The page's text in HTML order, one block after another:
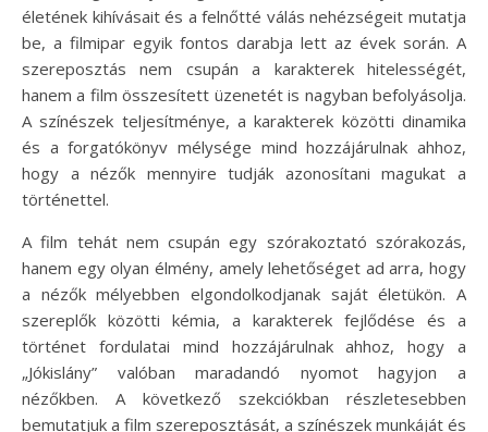
életének kihívásait és a felnőtté válás nehézségeit mutatja
be, a filmipar egyik fontos darabja lett az évek során. A
szereposztás nem csupán a karakterek hitelességét,
hanem a film összesített üzenetét is nagyban befolyásolja.
A színészek teljesítménye, a karakterek közötti dinamika
és a forgatókönyv mélysége mind hozzájárulnak ahhoz,
hogy a nézők mennyire tudják azonosítani magukat a
történettel.
A film tehát nem csupán egy szórakoztató szórakozás,
hanem egy olyan élmény, amely lehetőséget ad arra, hogy
a nézők mélyebben elgondolkodjanak saját életükön. A
szereplők közötti kémia, a karakterek fejlődése és a
történet fordulatai mind hozzájárulnak ahhoz, hogy a
„Jókislány” valóban maradandó nyomot hagyjon a
nézőkben. A következő szekciókban részletesebben
bemutatjuk a film szereposztását, a színészek munkáját és